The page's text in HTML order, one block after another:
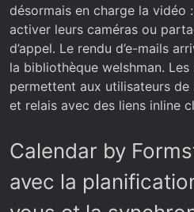
désormais en charge la vidéo
activer leurs caméras ou
d’appel. Le rendu d’e-mails
la bibliothèque welshman.
permettent aux utilisateurs de
et relais avec des liens inline
Calendar by
avec la